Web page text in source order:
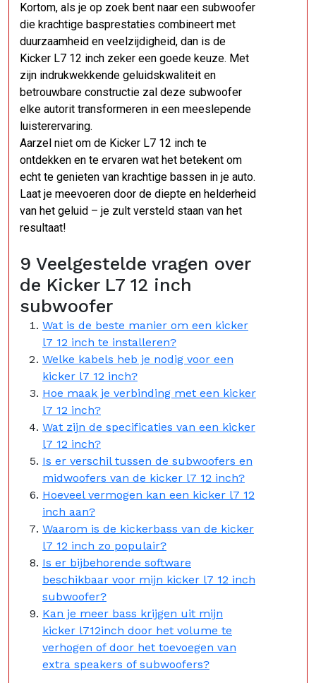
Kortom, als je op zoek bent naar een subwoofer
die krachtige basprestaties combineert met
duurzaamheid en veelzijdigheid, dan is de
Kicker L7 12 inch zeker een goede keuze. Met
zijn indrukwekkende geluidskwaliteit en
betrouwbare constructie zal deze subwoofer
elke autorit transformeren in een meeslepende
luisterervaring.
Aarzel niet om de Kicker L7 12 inch te
ontdekken en te ervaren wat het betekent om
echt te genieten van krachtige bassen in je auto.
Laat je meevoeren door de diepte en helderheid
van het geluid – je zult versteld staan van het
resultaat!
9 Veelgestelde vragen over
de Kicker L7 12 inch
subwoofer
Wat is de beste manier om een kicker
l7 12 inch te installeren?
Welke kabels heb je nodig voor een
kicker l7 12 inch?
Hoe maak je verbinding met een kicker
l7 12 inch?
Wat zijn de specificaties van een kicker
l7 12 inch?
Is er verschil tussen de subwoofers en
midwoofers van de kicker l7 12 inch?
Hoeveel vermogen kan een kicker l7 12
inch aan?
Waarom is de kickerbass van de kicker
l7 12 inch zo populair?
Is er bijbehorende software
beschikbaar voor mijn kicker l7 12 inch
subwoofer?
Kan je meer bass krijgen uit mijn
kicker l712inch door het volume te
verhogen of door het toevoegen van
extra speakers of subwoofers?